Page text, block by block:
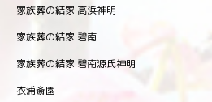
家族葬の結家 高浜神明
家族葬の結家 碧南
家族葬の結家 碧南源氏神明
衣浦斎園